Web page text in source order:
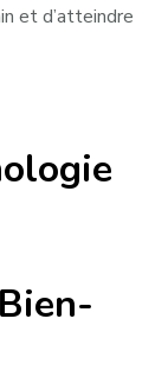
et d’atteindre